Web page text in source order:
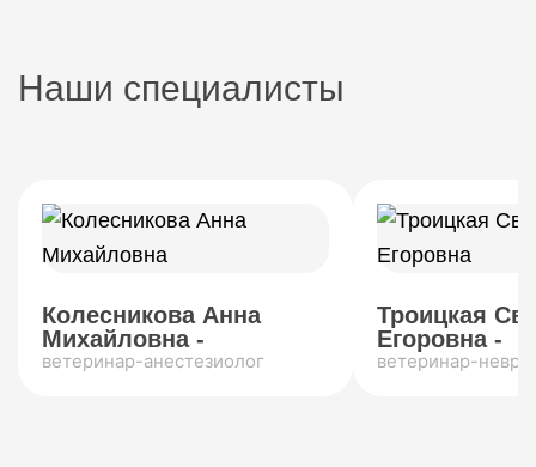
Наши специалисты
Колесникова Анна
Михайловна -
ветеринар-анестезиолог
Троицкая
Егоровна -
ветеринар-